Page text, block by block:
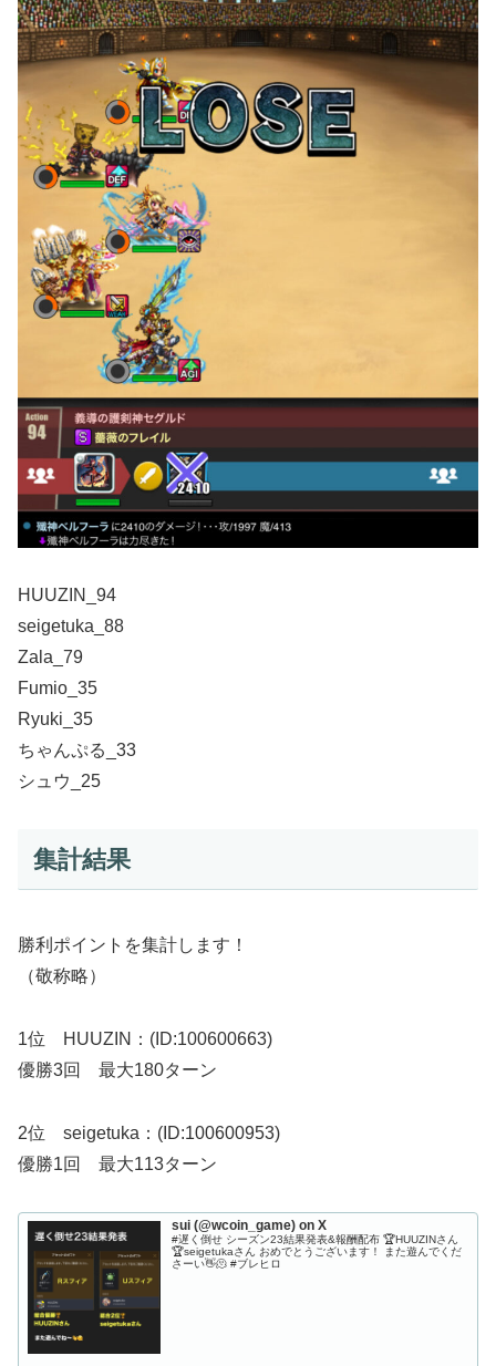
HUUZIN_94
seigetuka_88
Zala_79
Fumio_35
Ryuki_35
ちゃんぷる_33
シュウ_25
集計結果
勝利ポイントを集計します！
（敬称略）
1位 HUUZIN：(ID:100600663)
優勝3回 最大180ターン
2位 seigetuka：(ID:100600953)
優勝1回 最大113ターン
sui (@wcoin_game) on X
#遅く倒せ シーズン23結果発表&報酬配布 🏆HUUZINさん
🏆seigetukaさん おめでとうございます！ また遊んでくだ
さーい👋🫠 #ブレヒロ